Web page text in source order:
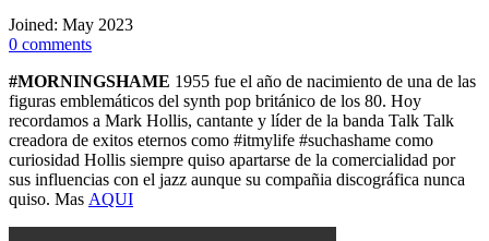
Joined: May 2023
0 comments
#MORNINGSHAME 1955 fue el año de nacimiento de una de las
figuras emblemáticos del synth pop británico de los 80. Hoy
recordamos a Mark Hollis, cantante y líder de la banda Talk Talk
creadora de exitos eternos como #itmylife #suchashame como
curiosidad Hollis siempre quiso apartarse de la comercialidad por
sus influencias con el jazz aunque su compañia discográfica nunca
quiso. Mas AQUI